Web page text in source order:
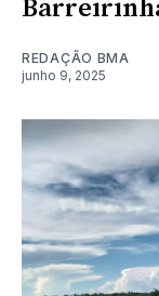
REDAÇÃO BMA
junho 9, 2025